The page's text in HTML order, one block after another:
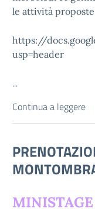
le attività
https://
usp=header
...
Continua a leggere